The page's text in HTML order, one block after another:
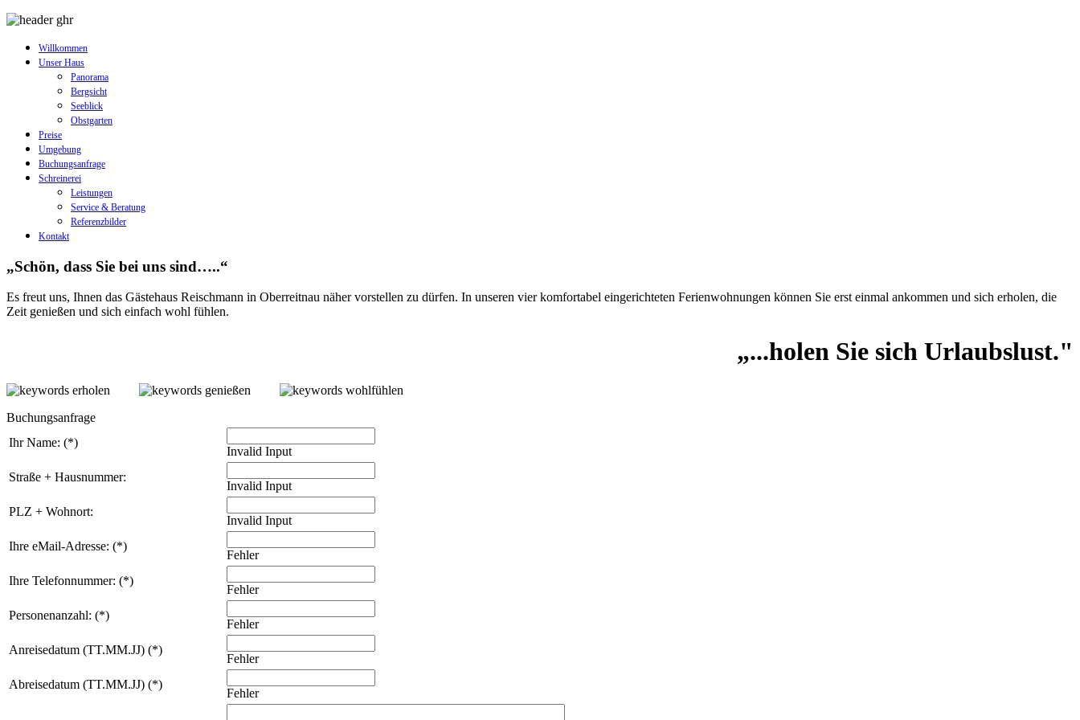
Willkommen
Unser Haus
Panorama
Bergsicht
Seeblick
Obstgarten
Preise
Umgebung
Buchungsanfrage
Schreinerei
Leistungen
Service & Beratung
Referenzbilder
Kontakt
„Schön, dass Sie bei uns sind…..“
Es freut uns, Ihnen das Gästehaus Reischmann in Oberreitnau näher vorstellen zu dürfen. In unseren vier komfortabel eingerichteten Ferienwohnungen können Sie erst einmal ankommen und sich erholen, die
Zeit genießen und sich einfach wohl fühlen.
„...holen Sie sich Urlaubslust."
erholen genießen
wohlfühlen
Buchungsanfrage
Ihr Name: (*)
Invalid Input
Straße + Hausnummer:
Invalid Input
PLZ + Wohnort:
Invalid Input
Ihre eMail-Adresse: (*)
Fehler
Ihre Telefonnummer: (*)
Fehler
Personenanzahl: (*)
Fehler
Anreisedatum (TT.MM.JJ) (*)
Fehler
Abreisedatum (TT.MM.JJ) (*)
Fehler